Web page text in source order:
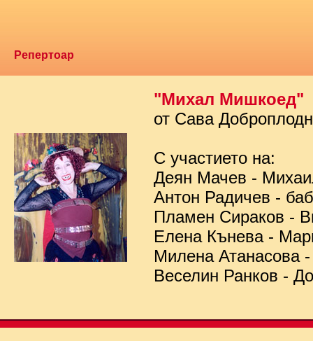
Репертоар
"Михал Мишкоед"
от Сава
С участието на:
Деян Мачев -
Антон Радичев -
Пламен Сираков -
Елена Кънева -
Милена Атанасова
Веселин Ранков -